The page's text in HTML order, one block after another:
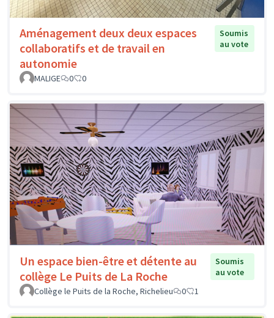
Aménagement deux deux espaces
collaboratifs et de travail en
autonomie
Soumis
au vote
MALIGE 0 0
Un espace bien-être et détente au
collège Le Puits de La Roche
Soumis
au vote
Collège le Puits de la Roche, Richelieu
0 1